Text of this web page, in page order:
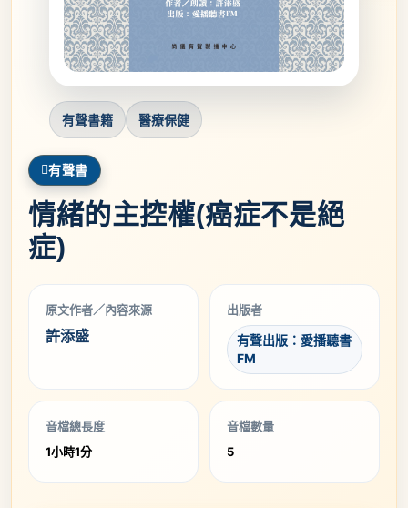
有聲書籍 醫療保健
有聲書
情緒的主控權(癌症不是絕
症)
原文作者／內容來源
許添盛
出版者
有聲出版：愛播聽書
FM
音檔總長度
1小時1分
音檔數量
5